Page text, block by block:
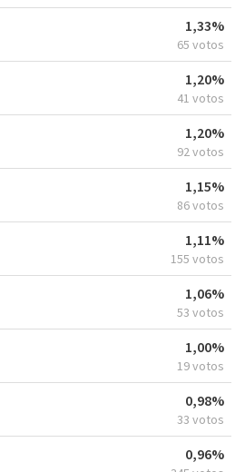
1,33%
65 votos
1,20%
41 votos
1,20%
92 votos
1,15%
86 votos
1,11%
155 votos
1,06%
53 votos
1,00%
19 votos
0,98%
33 votos
0,96%